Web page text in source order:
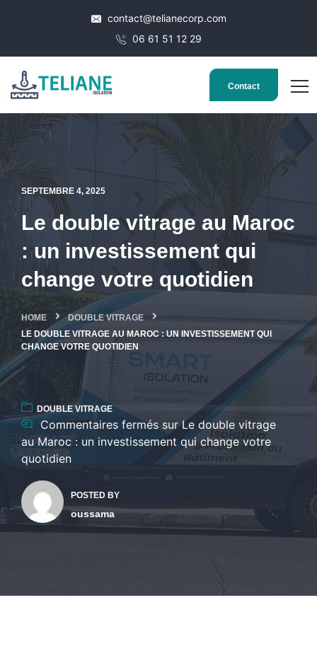
contact@telianecorp.com
06 61 51 12 29
Contact
SEPTEMBRE 4, 2025
Le double vitrage au Maroc
: un investissement qui
change votre quotidien
HOME
DOUBLE VITRAGE
LE DOUBLE VITRAGE AU MAROC : UN INVESTISSEMENT QUI
CHANGE VOTRE QUOTIDIEN
DOUBLE VITRAGE
Commentaires fermés sur Le double vitrage
au Maroc : un investissement qui change votre
quotidien
POSTED BY
oussama